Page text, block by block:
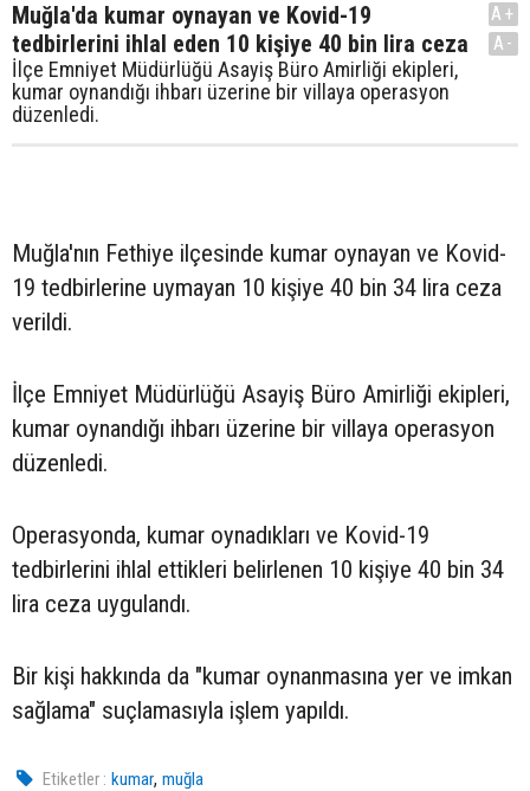
Muğla'da kumar oynayan ve Kovid-19
tedbirlerini ihlal eden 10 kişiye 40 bin lira ceza
İlçe Emniyet Müdürlüğü Asayiş Büro Amirliği ekipleri,
kumar oynandığı ihbarı üzerine bir villaya operasyon
düzenledi.
A+
A-
Muğla'nın Fethiye ilçesinde kumar oynayan ve Kovid-
19 tedbirlerine uymayan 10 kişiye 40 bin 34 lira ceza
verildi.
İlçe Emniyet Müdürlüğü Asayiş Büro Amirliği ekipleri,
kumar oynandığı ihbarı üzerine bir villaya operasyon
düzenledi.
Operasyonda, kumar oynadıkları ve Kovid-19
tedbirlerini ihlal ettikleri belirlenen 10 kişiye 40 bin 34
lira ceza uygulandı.
Bir kişi hakkında da "kumar oynanmasına yer ve imkan
sağlama" suçlamasıyla işlem yapıldı.
Etiketler : kumar,muğla